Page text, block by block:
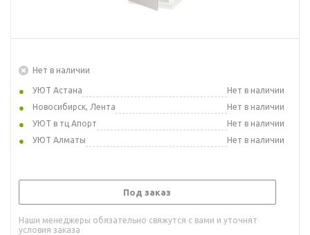
Нет в наличии
УЮТ Астана
Нет в наличии
Новосибирск, Лента
Нет в наличии
УЮТ в тц Апорт
Нет в наличии
УЮТ Алматы
Нет в наличии
Под заказ
Наши менеджеры обязательно свяжутся с вами и уточнят
условия заказа